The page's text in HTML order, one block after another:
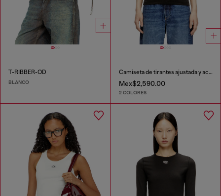
T-RIBBER-OD
BLANCO
Camiseta de tirantes ajustada y acanalada con Óvalo D metálico
Mex$2,590.00
2 COLORES